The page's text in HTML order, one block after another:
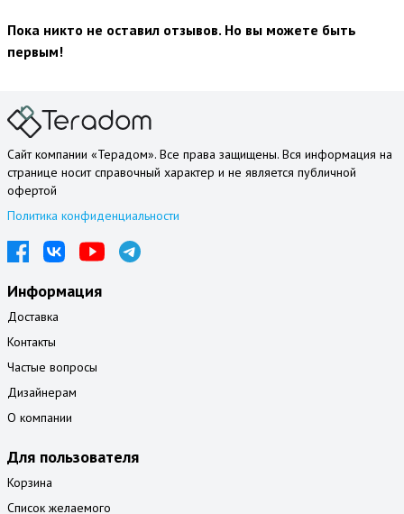
Пока никто не оставил отзывов. Но вы можете быть
первым!
Сайт компании «Терадом». Все права защищены. Вся информация на
странице носит справочный характер и не является публичной
офертой
Политика конфиденциальности
Информация
Доставка
Контакты
Частые вопросы
Дизайнерам
О компании
Для пользователя
Корзина
Список желаемого